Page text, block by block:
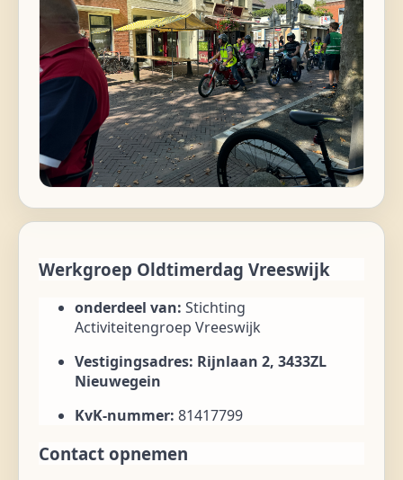
Werkgroep Oldtimerdag Vreeswijk
onderdeel van: Stichting
Activiteitengroep Vreeswijk
Vestigingsadres: Rijnlaan 2, 3433ZL
Nieuwegein
KvK-nummer: 81417799
Contact opnemen